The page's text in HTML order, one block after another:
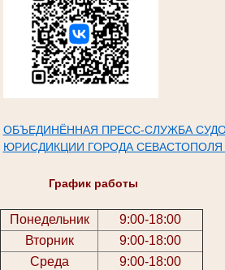
ОБЪЕДИНЁННАЯ ПРЕСС-СЛУЖБА
ЮРИСДИКЦИИ ГОРОДА СЕВАСТОПОЛЯ
График работы
Понедельник
9:00-18:00
Вторник
9:00-18:00
Среда
9:00-18:00